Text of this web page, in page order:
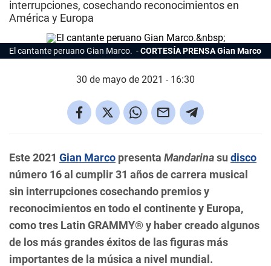
interrupciones, cosechando reconocimientos en
América y Europa
El cantante peruano Gian Marco. CORTESÍA PRENSA Gian Marco
30 de mayo de 2021 - 16:30
Este 2021 Gian Marco presenta Mandarinasu disco
número 16 al cumplir 31 años de carrera musical
sin interrupciones cosechando premios y
reconocimientos en todo el continente y Europa,
como tres Latin GRAMMY® y haber creado algunos
de los más grandes éxitos de las figuras más
importantes de la música a nivel mundial.